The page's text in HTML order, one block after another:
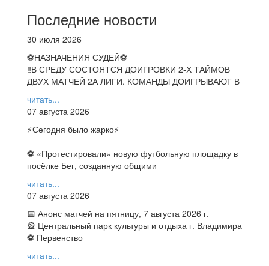
Последние новости
30 июля 2026
⚽НАЗНАЧЕНИЯ СУДЕЙ⚽
‼В СРЕДУ СОСТОЯТСЯ ДОИГРОВКИ 2-Х ТАЙМОВ
ДВУХ МАТЧЕЙ 2А ЛИГИ. КОМАНДЫ ДОИГРЫВАЮТ В
читать...
07 августа 2026
⚡️Сегодня было жарко⚡️
⚽ ️«Протестировали» новую футбольную площадку в
посёлке Бег, созданную общими
читать...
07 августа 2026
📅 Анонс матчей на пятницу, 7 августа 2026 г.
🎡 Центральный парк культуры и отдыха г. Владимира
⚽ Первенство
читать...